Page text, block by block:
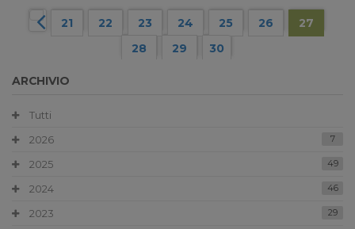
21 22 23 24 25 26
27
28
29 30
ARCHIVIO
Tutti
2026
7
2025 49
2024 46
2023 29